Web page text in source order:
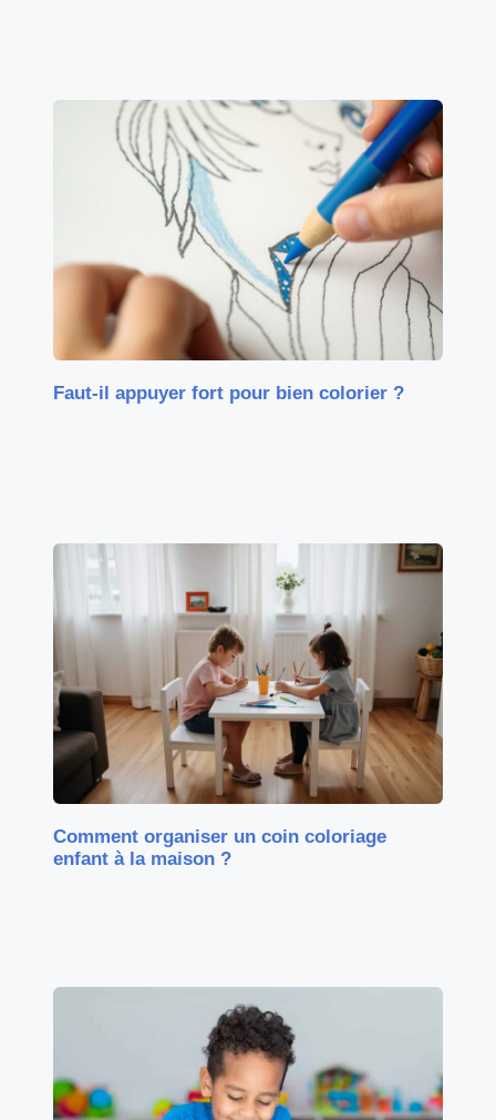
Faut-il appuyer fort pour bien colorier ?
Comment organiser un coin coloriage
enfant à la maison ?